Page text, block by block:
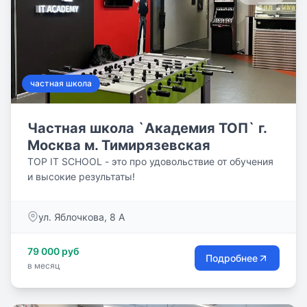
тестовую («пробную») неделю. В течение пробных
дней производится оплата только питания ребёнка.
частная школа
Частная школа `Академия ТОП` г.
Москва м. Тимирязевская
TOP IT SCHOOL - это про удовольствие от обучения
и высокие результаты!
ул. Яблочкова, 8 А
79 000 руб
в месяц
Подробнее